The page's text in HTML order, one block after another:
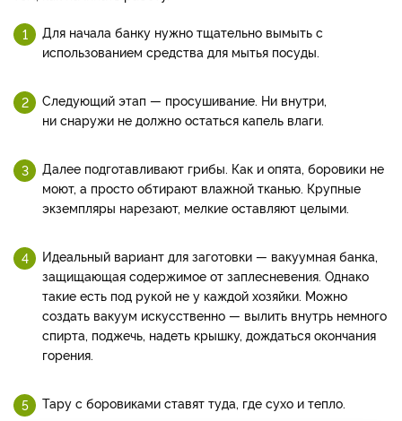
Для начала банку нужно тщательно вымыть с
использованием средства для мытья посуды.
Следующий этап — просушивание. Ни внутри,
ни снаружи не должно остаться капель влаги.
Далее подготавливают грибы. Как и опята, боровики не
моют, а просто обтирают влажной тканью. Крупные
экземпляры нарезают, мелкие оставляют целыми.
Идеальный вариант для заготовки — вакуумная банка,
защищающая содержимое от заплесневения. Однако
такие есть под рукой не у каждой хозяйки. Можно
создать вакуум искусственно — вылить внутрь немного
спирта, поджечь, надеть крышку, дождаться окончания
горения.
Тару с боровиками ставят туда, где сухо и тепло.